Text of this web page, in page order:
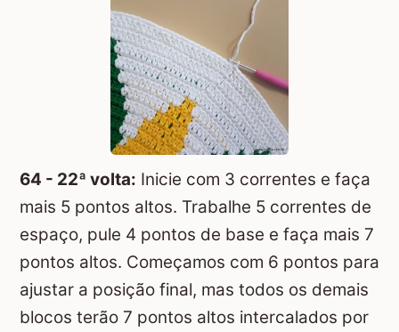
64 - 22ª volta: Inicie com 3 correntes e faça
mais 5 pontos altos. Trabalhe 5 correntes de
espaço, pule 4 pontos de base e faça mais 7
pontos altos. Começamos com 6 pontos para
ajustar a posição final, mas todos os demais
blocos terão 7 pontos altos intercalados por